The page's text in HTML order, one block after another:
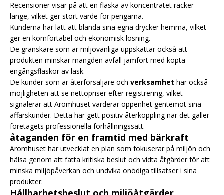
Recensioner visar på att en flaska av koncentratet räcker
länge, vilket ger stort värde för pengarna.
Kunderna har lätt att blanda sina egna drycker hemma, vilket
ger en komfortabel och ekonomisk lösning.
De granskare som är miljövänliga uppskattar också att
produkten minskar mängden avfall jämfört med köpta
engångsflaskor av läsk.
De kunder som är återförsäljare och verksamhet har också
möjligheten att se nettopriser efter registrering, vilket
signalerar att Aromhuset värderar öppenhet gentemot sina
affärskunder. Detta har gett positiv återkoppling när det gäller
företagets professionella förhållningssätt.
åtaganden för en framtid med bärkraft
Aromhuset har utvecklat en plan som fokuserar på miljön och
hälsa genom att fatta kritiska beslut och vidta åtgärder för att
minska miljöpåverkan och undvika onödiga tillsatser i sina
produkter.